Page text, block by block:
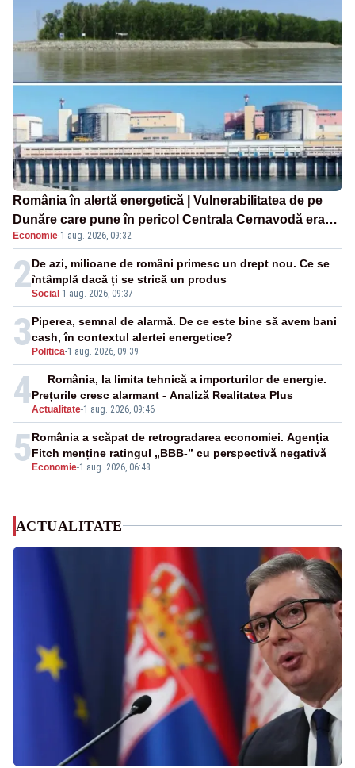
România în alertă energetică | Vulnerabilitatea de pe
Dunăre care pune în pericol Centrala Cernavodă era
cunoscută de pe vremea lui Ceaușescu
Economie·1 aug. 2026, 09:32
2Social-1 aug. 2026, 09:37
De azi, milioane de români primesc un drept nou. Ce se
întâmplă dacă ți se strică un produs
3Politica-1 aug. 2026, 09:39
Piperea, semnal de alarmă. De ce este bine să avem bani
cash, în contextul alertei energetice?
4Actualitate-1 aug. 2026, 09:46
România, la limita tehnică a importurilor de energie.
Prețurile cresc alarmant - Analiză Realitatea Plus
5Economie-1 aug. 2026, 06:48
România a scăpat de retrogradarea economiei. Agenția
Fitch menține ratingul „BBB-” cu perspectivă negativă
ACTUALITATE